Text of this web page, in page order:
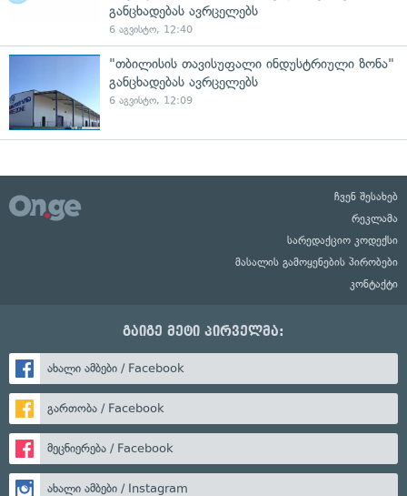
განცხადებას ავრცელებს
6 აგვისტო, 12:40
"თბილისის თავისუფალი ინდუსტრიული ზონა"
განცხადებას ავრცელებს
6 აგვისტო, 12:09
ჩვენ შესახებ
რეკლამა
სარედაქციო კოდექსი
მასალის გამოყენების პირობები
კონტაქტი
გაიგე მეტი პირველმა:
ახალი ამბები / Facebook
გართობა / Facebook
მეცნიერება / Facebook
ახალი ამბები / Instagram